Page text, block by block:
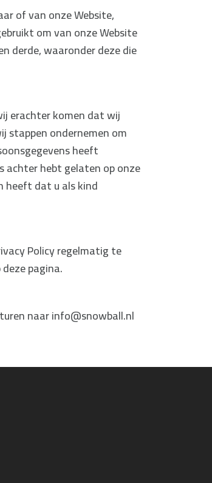
of van onze Website,
om van onze Website
derde, waaronder deze die
erachter komen dat wij
stappen ondernemen om
heeft
achter hebt gelaten op onze
heeft dat u als kind
Policy regelmatig te
pagina.
naar info@snowball.nl